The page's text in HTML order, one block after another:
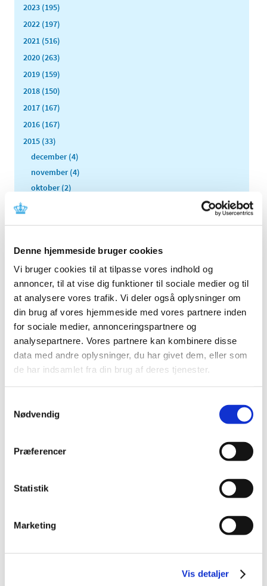
Denne hjemmeside bruger cookies
Vi bruger cookies til at tilpasse vores indhold og
annoncer, til at vise dig funktioner til sociale medier og til
at analysere vores trafik. Vi deler også oplysninger om
din brug af vores hjemmeside med vores partnere inden
for sociale medier, annonceringspartnere og
analysepartnere. Vores partnere kan kombinere disse
data med andre oplysninger, du har givet dem, eller som
de har indsamlet fra din brug af deres tjenester.
Nødvendig
Præferencer
Statistik
Marketing
Vis detaljer
2023 (195)
2022 (197)
2021 (516)
2020 (263)
2019 (159)
2018 (150)
2017 (167)
2016 (167)
2015 (33)
december (4)
november (4)
oktober (2)
maj (2)
marts (2)
februar (2)
januar (3)
2014 (44)
2013 (49)
2012 (44)
2008 (8)
2006 (9)
Meddelelser om forsyning af medicin til mennesker og dyr
Sikkerhedsmeddelelser om medicinsk udstyr